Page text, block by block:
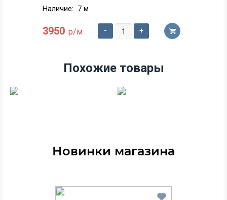
Наличие: 7 м
3950 р/м - +
Похожие товары
Новинки магазина